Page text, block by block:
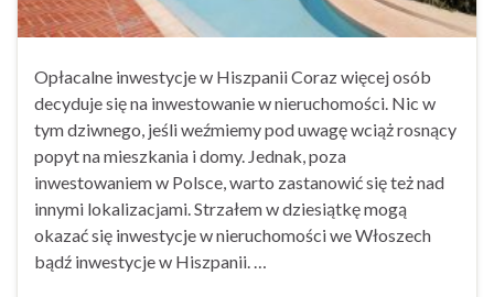
Opłacalne inwestycje w Hiszpanii Coraz więcej osób
decyduje się na inwestowanie w nieruchomości. Nic w
tym dziwnego, jeśli weźmiemy pod uwagę wciąż rosnący
popyt na mieszkania i domy. Jednak, poza
inwestowaniem w Polsce, warto zastanowić się też nad
innymi lokalizacjami. Strzałem w dziesiątkę mogą
okazać się inwestycje w nieruchomości we Włoszech
bądź inwestycje w Hiszpanii. …